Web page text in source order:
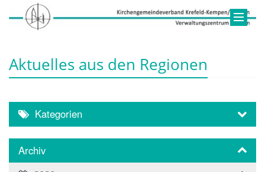
Aktuelles aus den Regionen
Kategorien
Archiv